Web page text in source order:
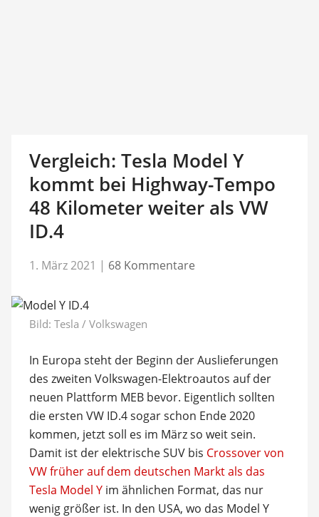
Vergleich: Tesla Model Y
kommt bei Highway-Tempo
48 Kilometer weiter als VW
ID.4
1. März 2021 | 68 Kommentare
Bild: Tesla / Volkswagen
In Europa steht der Beginn der Auslieferungen
des zweiten Volkswagen-Elektroautos auf der
neuen Plattform MEB bevor. Eigentlich sollten
die ersten VW ID.4 sogar schon Ende 2020
kommen, jetzt soll es im März so weit sein.
Damit ist der elektrische SUV bis Crossover von
VW früher auf dem deutschen Markt als das
Tesla Model Yim ähnlichen Format, das nur
wenig größer ist. In den USA, wo das Model Y